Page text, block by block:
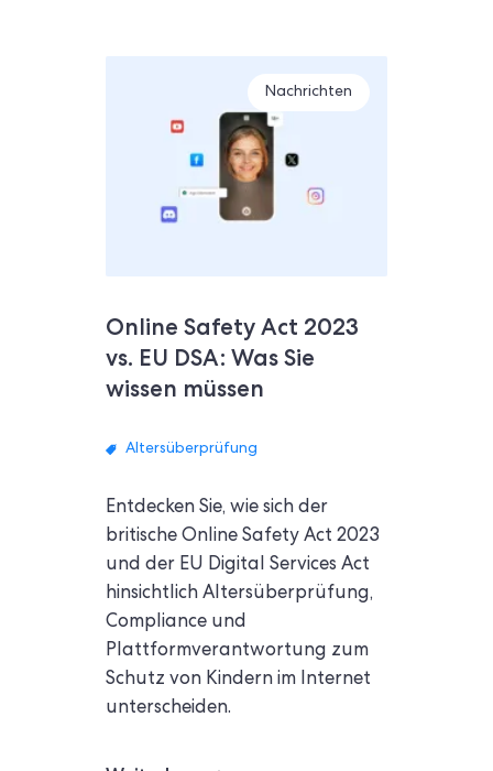
Nachrichten
Online Safety Act 2023
vs. EU DSA: Was Sie
wissen müssen
Altersüberprüfung
Entdecken Sie, wie sich der
britische Online Safety Act 2023
und der EU Digital Services Act
hinsichtlich Altersüberprüfung,
Compliance und
Plattformverantwortung zum
Schutz von Kindern im Internet
unterscheiden.